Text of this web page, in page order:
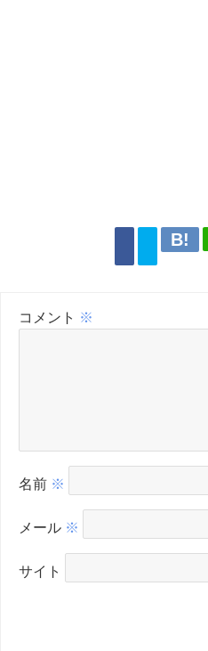
コメント ※
名前 ※
メール ※
サイト